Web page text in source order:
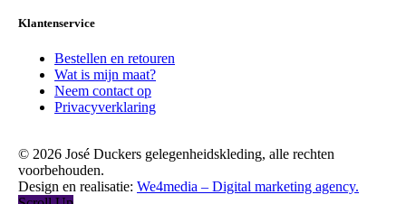
Klantenservice
Bestellen en retouren
Wat is mijn maat?
Neem contact op
Privacyverklaring
© 2026 José Duckers gelegenheidskleding, alle rechten
voorbehouden.
Design en realisatie: We4media – Digital marketing agency.